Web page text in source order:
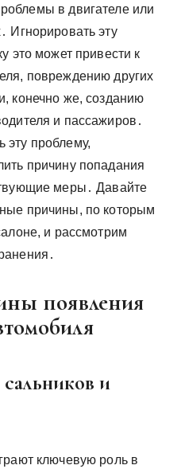
в двигателе или
Игнорировать эту
это может привести к
повреждению других
конечно же, созданию
и пассажиров․
проблему,
причину попадания
меры․ Давайте
причины, по которым
и рассмотрим
появления
и
ключевую роль в